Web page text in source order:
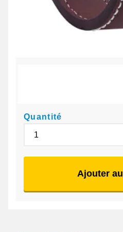
Quantité
Ajouter